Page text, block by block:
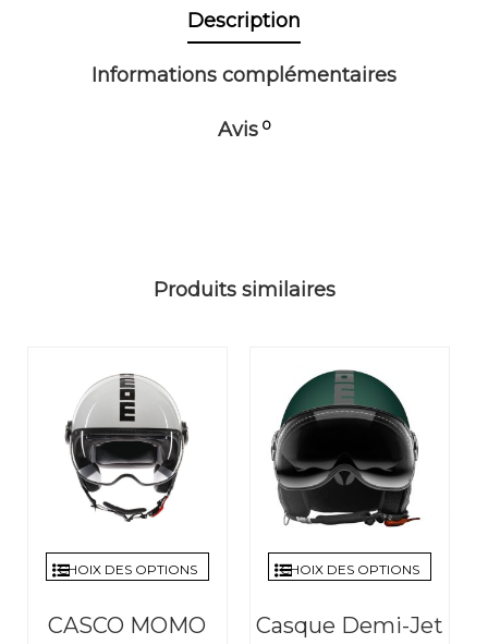
Description
Informations complémentaires
Avis 0
Produits similaires
CHOIX DES OPTIONS
CASCO MOMO
CHOIX DES OPTIONS
Casque Demi-Jet